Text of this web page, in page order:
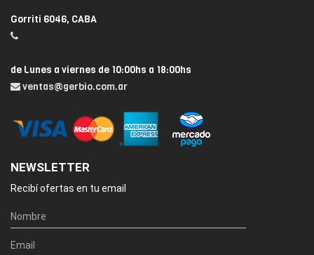
Gorriti 6046, CABA
de Lunes a viernes de 10:00hs a 18:00hs
ventas@gerbio.com.ar
NEWSLETTER
Recibí ofertas en tu email